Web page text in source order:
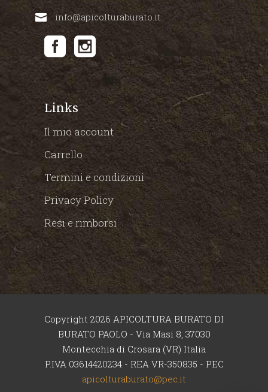
info@apicolturaburato.it
Links
Il mio account
Carrello
Termini e condizioni
Privacy Policy
Resi e rimborsi
Copyright 2026 APICOLTURA BURATO DI
BURATO PAOLO - Via Masi 8, 37030
Montecchia di Crosara (VR) Italia
P.IVA 03614420234 - REA VR-350835 - PEC
apicolturaburato@pec.it